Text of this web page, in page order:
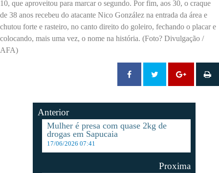
10, que aproveitou para marcar o segundo. Por fim, aos 30, o craque
de 38 anos recebeu do atacante Nico González na entrada da área e
chutou forte e rasteiro, no canto direito do goleiro, fechando o placar e
colocando, mais uma vez, o nome na história. (Foto? Divulgação /
AFA)
Anterior
Mulher é presa com quase 2kg de
drogas em Sapucaia
17/06/2026 07:41
Proxima